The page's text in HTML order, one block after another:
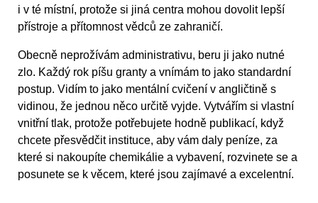
i v té místní, protože si jiná centra mohou dovolit lepší
přístroje a přítomnost vědců ze zahraničí.
Obecně neprožívám administrativu, beru ji jako nutné
zlo. Každý rok píšu granty a vnímám to jako standardní
postup. Vidím to jako mentální cvičení v angličtině s
vidinou, že jednou něco určitě vyjde. Vytvářím si vlastní
vnitřní tlak, protože potřebujete hodně publikací, když
chcete přesvědčit instituce, aby vám daly peníze, za
které si nakoupíte chemikálie a vybavení, rozvinete se a
posunete se k věcem, které jsou zajímavé a excelentní.